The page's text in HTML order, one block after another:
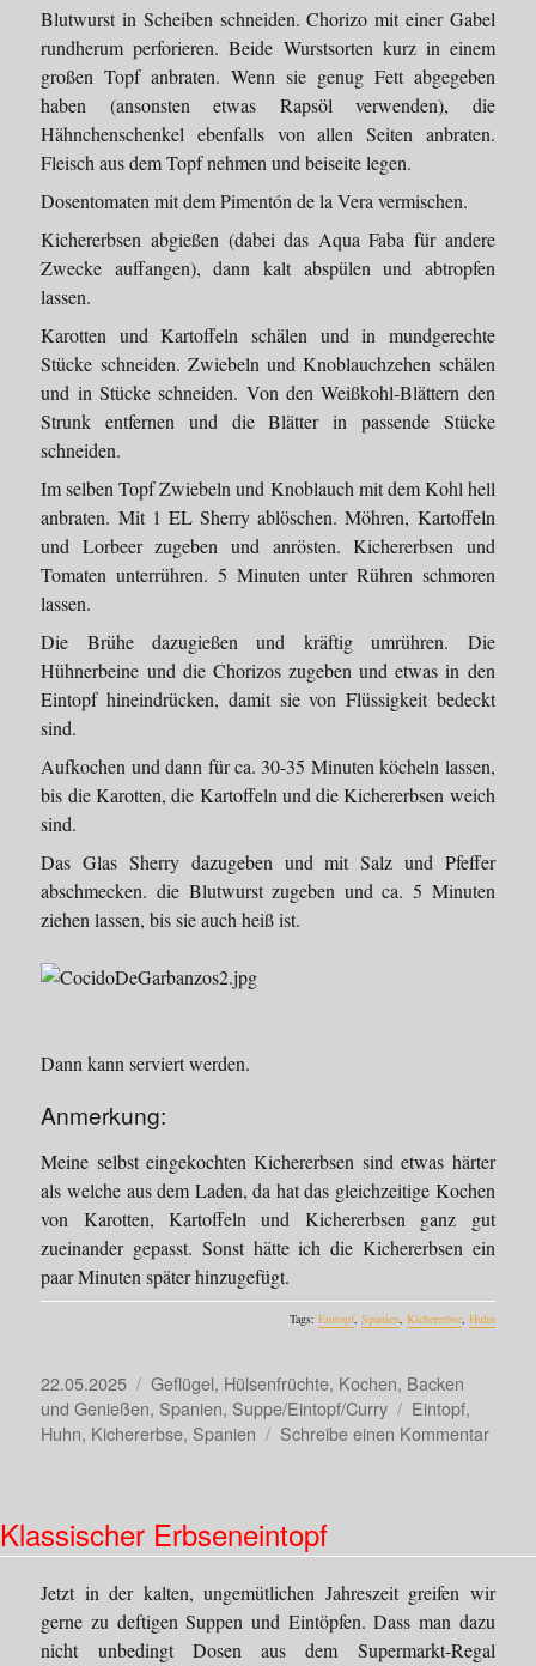
Blutwurst in Scheiben schneiden. Chorizo mit einer Gabel
rundherum perforieren. Beide Wurstsorten kurz in einem
großen Topf anbraten. Wenn sie genug Fett abgegeben
haben (ansonsten etwas Rapsöl verwenden), die
Hähnchenschenkel ebenfalls von allen Seiten anbraten.
Fleisch aus dem Topf nehmen und beiseite legen.
Dosentomaten mit dem Pimentón de la Vera vermischen.
Kichererbsen abgießen (dabei das Aqua Faba für andere
Zwecke auffangen), dann kalt abspülen und abtropfen
lassen.
Karotten und Kartoffeln schälen und in mundgerechte
Stücke schneiden. Zwiebeln und Knoblauchzehen schälen
und in Stücke schneiden. Von den Weißkohl-Blättern den
Strunk entfernen und die Blätter in passende Stücke
schneiden.
Im selben Topf Zwiebeln und Knoblauch mit dem Kohl hell
anbraten. Mit 1 EL Sherry ablöschen. Möhren, Kartoffeln
und Lorbeer zugeben und anrösten. Kichererbsen und
Tomaten unterrühren. 5 Minuten unter Rühren schmoren
lassen.
Die Brühe dazugießen und kräftig umrühren. Die
Hühnerbeine und die Chorizos zugeben und etwas in den
Eintopf hineindrücken, damit sie von Flüssigkeit bedeckt
sind.
Aufkochen und dann für ca. 30-35 Minuten köcheln lassen,
bis die Karotten, die Kartoffeln und die Kichererbsen weich
sind.
Das Glas Sherry dazugeben und mit Salz und Pfeffer
abschmecken. die Blutwurst zugeben und ca. 5 Minuten
ziehen lassen, bis sie auch heiß ist.
Dann kann serviert werden.
Anmerkung:
Meine selbst eingekochten Kichererbsen sind etwas härter
als welche aus dem Laden, da hat das gleichzeitige Kochen
von Karotten, Kartoffeln und Kichererbsen ganz gut
zueinander gepasst. Sonst hätte ich die Kichererbsen ein
paar Minuten später hinzugefügt.
Tags: Eintopf, Spanien, Kichererbse, Huhn
Veröffentlicht
am
22.05.2025 Kategorien
Geflügel, Hülsenfrüchte, Kochen, Backen
und Genießen, Spanien, Suppe/Eintopf/Curry Schlagwörter
Eintopf,
Huhn, Kichererbse, Spanien Schreibe einen Kommentarzu
Klassischer Erbseneintopf
Jetzt in der kalten, ungemütlichen Jahreszeit greifen wir
gerne zu deftigen Suppen und Eintöpfen. Dass man dazu
nicht unbedingt Dosen aus dem Supermarkt-Regal